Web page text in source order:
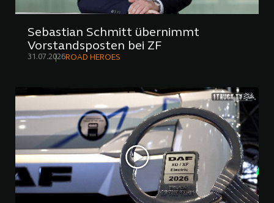
Sebastian Schmitt übernimmt
Vorstandsposten bei ZF
31.07.2026ROAD HEROES